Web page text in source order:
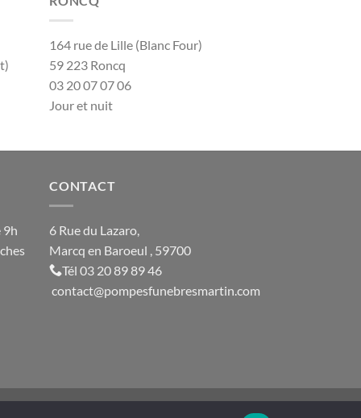
164 rue de Lille (Blanc Four)
59 223 Roncq
03 20 07 07 06
Jour et nuit
9h
CONTACT
6 Rue du Lazaro,
Marcq en Baroeul , 59700
Tél 03 20 89 89 46
contact@pompesfunebresmartin.com